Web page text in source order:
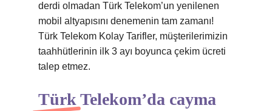
derdi olmadan Türk Telekom’un yenilenen
mobil altyapısını denemenin tam zamanı!
Türk Telekom Kolay Tarifler, müşterilerimizin
taahhütlerinin ilk 3 ayı boyunca çekim ücreti
talep etmez.
Türk Telekom’da cayma